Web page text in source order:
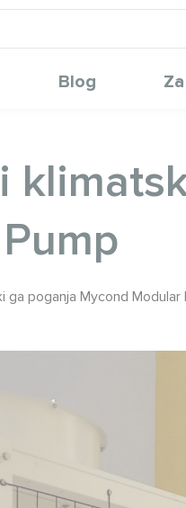
Blog
poganja Mycond Modular